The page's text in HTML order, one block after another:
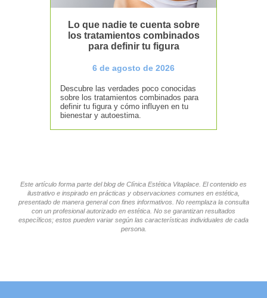
Lo que nadie te cuenta sobre
los tratamientos combinados
para definir tu figura
6 de agosto de 2026
Descubre las verdades poco conocidas
sobre los tratamientos combinados para
definir tu figura y cómo influyen en tu
bienestar y autoestima.
Este artículo forma parte del blog de Clínica Estética Vitaplace. El contenido es
ilustrativo e inspirado en prácticas y observaciones comunes en estética,
presentado de manera general con fines informativos. No reemplaza la consulta
con un profesional autorizado en estética. No se garantizan resultados
específicos; estos pueden variar según las características individuales de cada
persona.